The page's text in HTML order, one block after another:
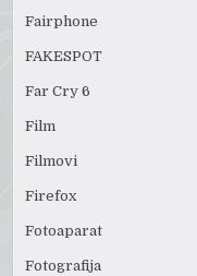
Fairphone
FAKESPOT
Far Cry 6
Film
Filmovi
Firefox
Fotoaparat
Fotografija